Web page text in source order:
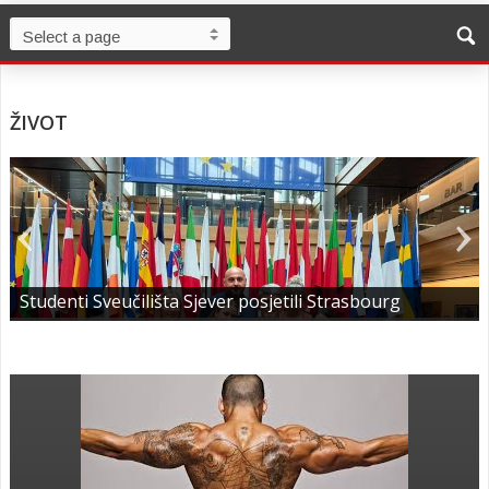
ŽIVOT
Studenti Sveučilišta Sjever posjetili Strasbourg